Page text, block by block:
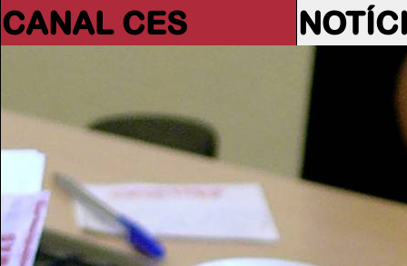
CANAL CES